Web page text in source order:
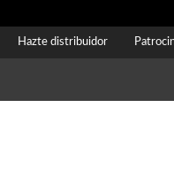
Hazte distribuidor